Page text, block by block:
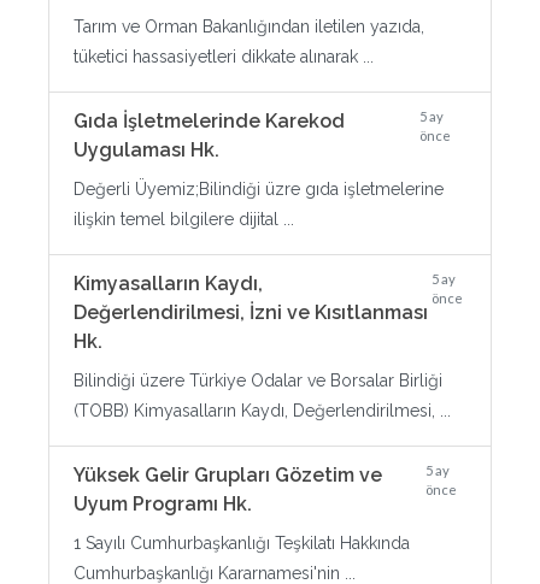
Tarım ve Orman Bakanlığından iletilen yazıda,
tüketici hassasiyetleri dikkate alınarak ...
Gıda İşletmelerinde Karekod
Uygulaması Hk.
5 ay
önce
Değerli Üyemiz;Bilindiği üzre gıda işletmelerine
ilişkin temel bilgilere dijital ...
Kimyasalların Kaydı,
Değerlendirilmesi, İzni ve Kısıtlanması
Hk.
5 ay
önce
Bilindiği üzere Türkiye Odalar ve Borsalar Birliği
(TOBB) Kimyasalların Kaydı, Değerlendirilmesi, ...
Yüksek Gelir Grupları Gözetim ve
Uyum Programı Hk.
5 ay
önce
1 Sayılı Cumhurbaşkanlığı Teşkilatı Hakkında
Cumhurbaşkanlığı Kararnamesi'nin ...